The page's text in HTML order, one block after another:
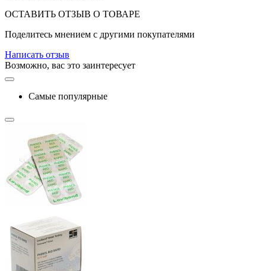
ОСТАВИТЬ ОТЗЫВ О ТОВАРЕ
Поделитесь мнением с другими покупателями
Написать отзыв
Возможно, вас это заинтересует
Самые популярные